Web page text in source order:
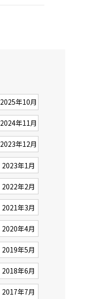
2025年10月
2024年11月
2023年12月
2023年1月
2022年2月
2021年3月
2020年4月
2019年5月
2018年6月
2017年7月